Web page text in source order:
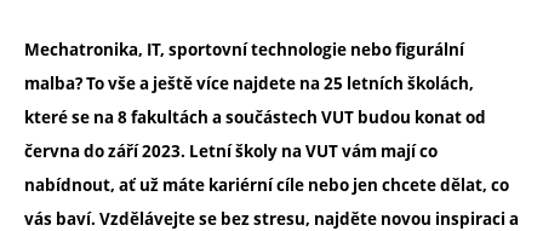
Mechatronika, IT, sportovní technologie nebo figurální
malba? To vše a ještě více najdete na 25 letních školách,
které se na 8 fakultách a součástech VUT budou konat od
června do září 2023. Letní školy na VUT vám mají co
nabídnout, ať už máte kariérní cíle nebo jen chcete dělat, co
vás baví. Vzdělávejte se bez stresu, najděte novou inspiraci a